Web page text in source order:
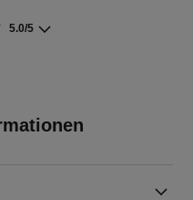
5.0/5